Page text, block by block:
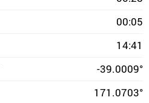
00:05
14:41
-39.0009°
171.0703°